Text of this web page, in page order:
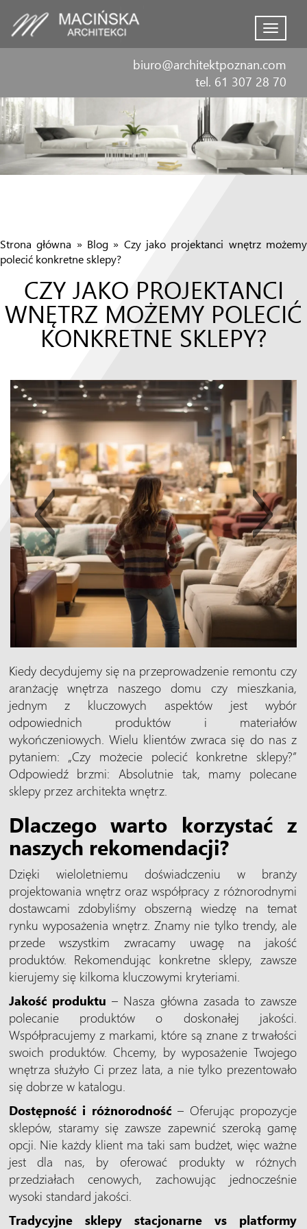
Menu
biuro@architektpoznan.com
tel. 61 307 28 70
Strona główna » Blog » Czy jako projektanci wnętrz możemy
polecić konkretne sklepy?
CZY JAKO PROJEKTANCI
WNĘTRZ MOŻEMY POLECIĆ
KONKRETNE SKLEPY?
Kiedy decydujemy się na przeprowadzenie remontu czy
aranżację wnętrza naszego domu czy mieszkania,
jednym z kluczowych aspektów jest wybór
odpowiednich produktów i materiałów
wykończeniowych. Wielu klientów zwraca się do nas z
pytaniem: „Czy możecie polecić konkretne sklepy?”
Odpowiedź brzmi: Absolutnie tak, mamy polecane
sklepy przez architekta wnętrz.
Dlaczego warto korzystać z
naszych rekomendacji?
Dzięki wieloletniemu doświadczeniu w branży
projektowania wnętrz oraz współpracy z różnorodnymi
dostawcami zdobyliśmy obszerną wiedzę na temat
rynku wyposażenia wnętrz. Znamy nie tylko trendy, ale
przede wszystkim zwracamy uwagę na jakość
produktów. Rekomendując konkretne sklepy, zawsze
kierujemy się kilkoma kluczowymi kryteriami.
Jakość produktu – Nasza główna zasada to zawsze
polecanie produktów o doskonałej jakości.
Współpracujemy z markami, które są znane z trwałości
swoich produktów. Chcemy, by wyposażenie Twojego
wnętrza służyło Ci przez lata, a nie tylko prezentowało
się dobrze w katalogu.
Dostępność i różnorodność – Oferując propozycje
sklepów, staramy się zawsze zapewnić szeroką gamę
opcji. Nie każdy klient ma taki sam budżet, więc ważne
jest dla nas, by oferować produkty w różnych
przedziałach cenowych, zachowując jednocześnie
wysoki standard jakości.
Tradycyjne sklepy stacjonarne vs platformy